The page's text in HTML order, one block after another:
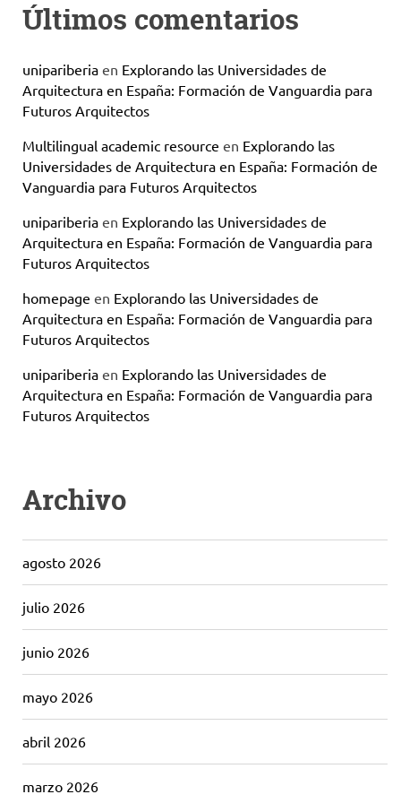
Últimos comentarios
unipariberia en Explorando las Universidades de
Arquitectura en España: Formación de Vanguardia para
Futuros Arquitectos
Multilingual academic resource en Explorando las
Universidades de Arquitectura en España: Formación de
Vanguardia para Futuros Arquitectos
unipariberia en Explorando las Universidades de
Arquitectura en España: Formación de Vanguardia para
Futuros Arquitectos
homepage en Explorando las Universidades de
Arquitectura en España: Formación de Vanguardia para
Futuros Arquitectos
unipariberia en Explorando las Universidades de
Arquitectura en España: Formación de Vanguardia para
Futuros Arquitectos
Archivo
agosto 2026
julio 2026
junio 2026
mayo 2026
abril 2026
marzo 2026